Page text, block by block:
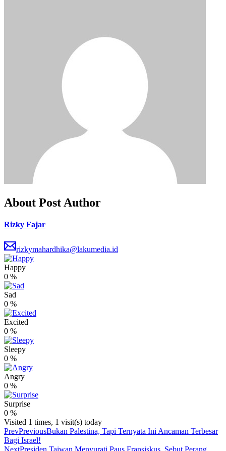
About Post Author
Rizky Fajar
rizkymahardhika@lakumedia.id
Happy
0 %
Sad
0 %
Excited
0 %
Sleepy
0 %
Angry
0 %
Surprise
0 %
Visited 1 times, 1 visit(s) today
PrevPreviousBukan Palestina, Tapi Ternyata Ini Ancaman Terbesar
Bagi Israel!
NextPresiden Taiwan Menyurati Paus Fransiskus, Sebut Perang